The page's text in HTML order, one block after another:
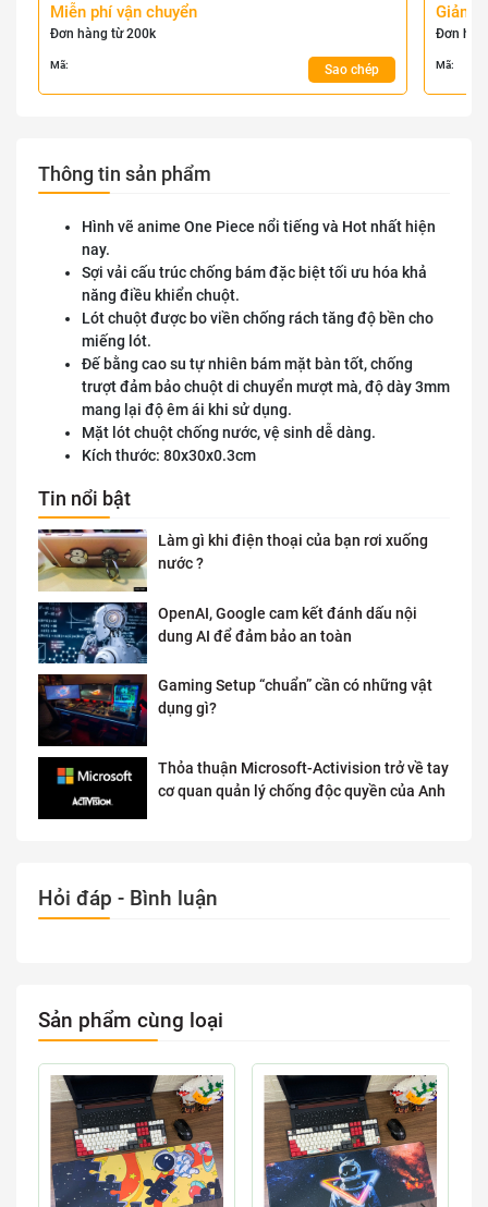
Miễn phí vận chuyển
Đơn hàng từ 200k
Mã: Sao chép
Giảm
Đơn
Mã:
Thông tin sản phẩm
Hình vẽ anime One Piece nổi tiếng và Hot nhất hiện
nay.
Sợi vải cấu trúc chống bám đặc biệt tối ưu hóa khả
năng điều khiển chuột.
Lót chuột được bo viền chống rách tăng độ bền cho
miếng lót.
Đế bằng cao su tự nhiên bám mặt bàn tốt, chống
trượt đảm bảo chuột di chuyển mượt mà, độ dày 3mm
mang lại độ êm ái khi sử dụng.
Mặt lót chuột chống nước, vệ sinh dễ dàng.
Kích thước: 80x30x0.3cm
Tin nổi bật
Làm gì khi điện thoại của bạn rơi xuống
nước ?
OpenAI, Google cam kết đánh dấu nội
dung AI để đảm bảo an toàn
Gaming Setup “chuẩn” cần có những vật
dụng gì?
Thỏa thuận Microsoft-Activision trở về tay
cơ quan quản lý chống độc quyền của Anh
Hỏi đáp - Bình luận
Sản phẩm cùng loại